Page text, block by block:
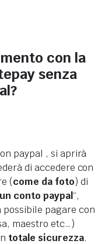
con la
senza
paypal , si aprirà
di accedere con
(come da foto) di
conto paypal“,
pagare con
maestro etc…)
totale sicurezza.